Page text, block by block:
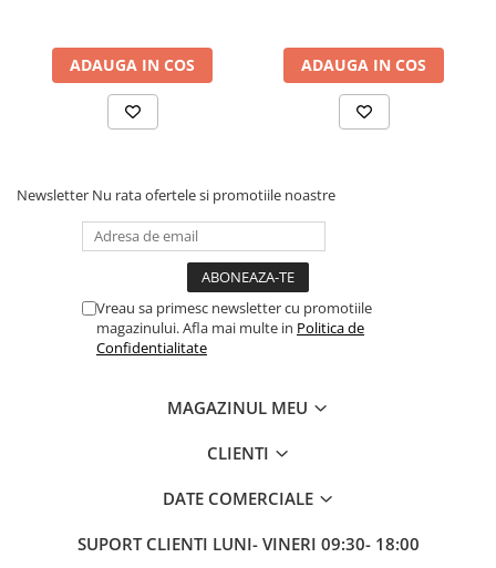
Accesorii butuci
Fond de janta
Tija sa bicicleta
Coliere si cleme sa
Angrenaje bicicleta
Foi angrenaj
Schimbator de viteze bicicleta
Manete schimbator si frana
ADAUGA IN COS ADAUGA IN COS
Newsletter Nu rata ofertele si promotiile noastre
Vreau sa primesc newsletter cu promotiile
magazinului. Afla mai multe in Politica de
Confidentialitate
MAGAZINUL MEU
CLIENTI
DATE COMERCIALE
SUPORT CLIENTI LUNI- VINERI 09:30- 18:00